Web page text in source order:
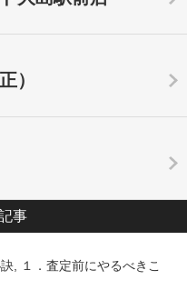
）
事
１．査定前にやるべきこ